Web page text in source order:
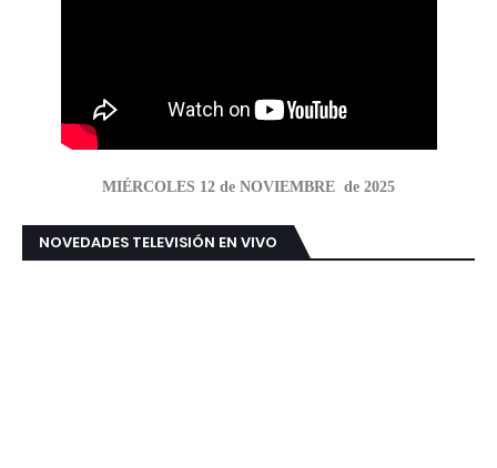
MIÉRCOLES 12 de NOVIEMBRE de 2025
NOVEDADES TELEVISIÓN EN VIVO